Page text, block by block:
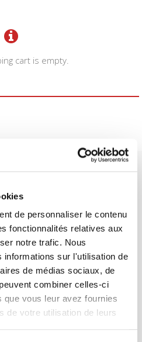
de personnaliser le contenu
fonctionnalités relatives aux
notre trafic. Nous
informations sur l'utilisation de
de médias sociaux, de
combiner celles-ci
vous leur avez fournies
de votre utilisation de leurs
cart is empty.
has a threefold role: to publish
works for student use, and to
continue